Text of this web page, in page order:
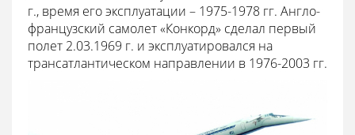
г., время его эксплуатации – 1975-1978 гг. Англо-
французский самолет «Конкорд» сделал первый
полет 2.03.1969 г. и эксплуатировался на
трансатлантическом направлении в 1976-2003 гг.